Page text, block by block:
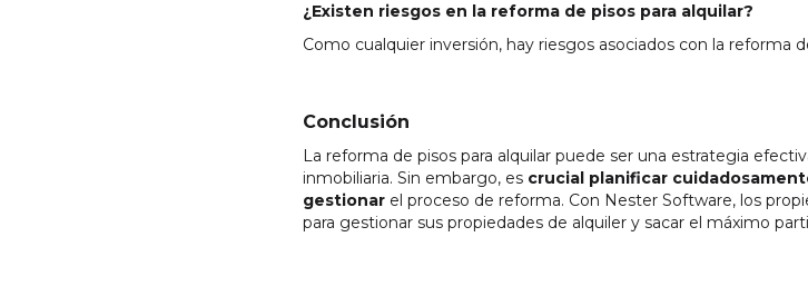
¿Existen riesgos en la reforma de pisos para alquilar?
Como cualquier inversión, hay riesgos asociados con la reforma
Conclusión
La reforma de pisos para alquilar puede ser una estrategia
inmobiliaria. Sin embargo, es crucial planificar
gestionar el proceso de reforma. Con Nester Software, los
para gestionar sus propiedades de alquiler y sacar el máximo